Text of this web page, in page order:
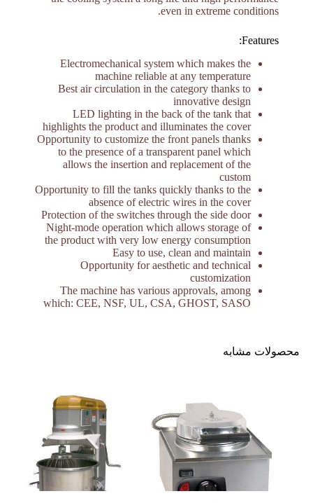
even in extreme conditions.
Features:
Electromechanical system which makes the
machine reliable at any temperature
Best air circulation in the category thanks to
innovative design
LED lighting in the back of the tank that
highlights the product and illuminates the cover
Opportunity to customize the front panels thanks
to the presence of a transparent panel which
allows the insertion and replacement of the
custom
Opportunity to fill the tanks quickly thanks to the
absence of electric wires in the cover
Protection of the switches through the side door
Night-mode operation which allows storage of
the product with very low energy consumption
Easy to use, clean and maintain
Opportunity for aesthetic and technical
customization
The machine has various approvals, among
which: CEE, NSF, UL, CSA, GHOST, SASO
محصولات مشابه